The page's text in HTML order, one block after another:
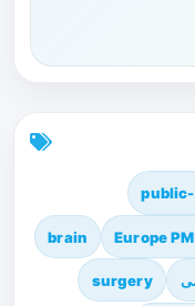
Europe
brain
surgery